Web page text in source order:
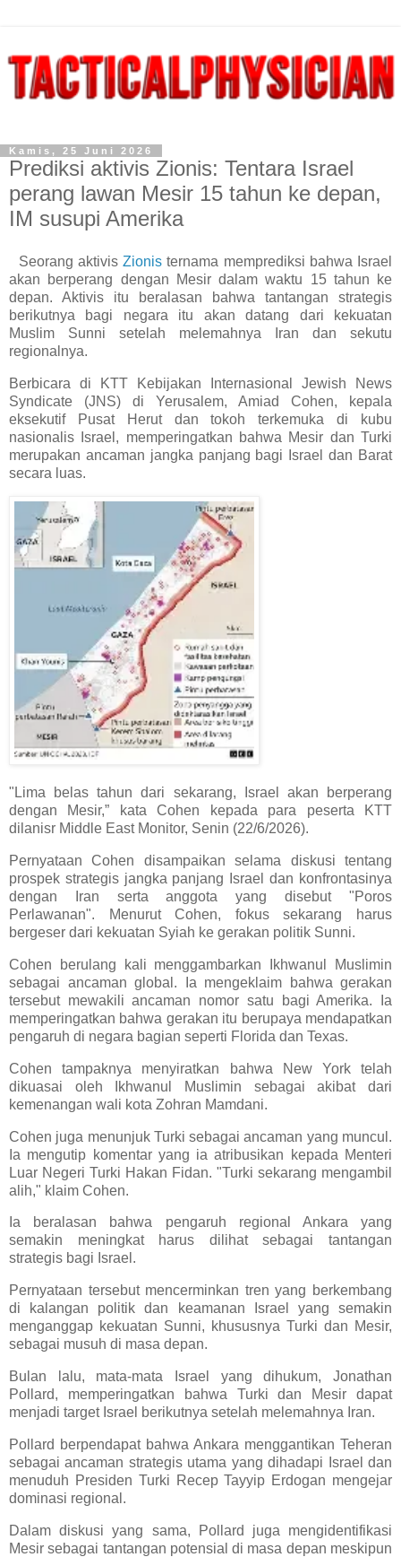
Kamis, 25 Juni 2026
Prediksi aktivis Zionis: Tentara Israel
perang lawan Mesir 15 tahun ke depan,
IM susupi Amerika
Seorang aktivis Zionis ternama memprediksi bahwa Israel
akan berperang dengan Mesir dalam waktu 15 tahun ke
depan. Aktivis itu beralasan bahwa tantangan strategis
berikutnya bagi negara itu akan datang dari kekuatan
Muslim Sunni setelah melemahnya Iran dan sekutu
regionalnya.
Berbicara di KTT Kebijakan Internasional Jewish News
Syndicate (JNS) di Yerusalem, Amiad Cohen, kepala
eksekutif Pusat Herut dan tokoh terkemuka di kubu
nasionalis Israel, memperingatkan bahwa Mesir dan Turki
merupakan ancaman jangka panjang bagi Israel dan Barat
secara luas.
"Lima belas tahun dari sekarang, Israel akan berperang
dengan Mesir,” kata Cohen kepada para peserta KTT
dilanisr Middle East Monitor, Senin (22/6/2026).
Pernyataan Cohen disampaikan selama diskusi tentang
prospek strategis jangka panjang Israel dan konfrontasinya
dengan Iran serta anggota yang disebut "Poros
Perlawanan". Menurut Cohen, fokus sekarang harus
bergeser dari kekuatan Syiah ke gerakan politik Sunni.
Cohen berulang kali menggambarkan Ikhwanul Muslimin
sebagai ancaman global. Ia mengeklaim bahwa gerakan
tersebut mewakili ancaman nomor satu bagi Amerika. Ia
memperingatkan bahwa gerakan itu berupaya mendapatkan
pengaruh di negara bagian seperti Florida dan Texas.
Cohen tampaknya menyiratkan bahwa New York telah
dikuasai oleh Ikhwanul Muslimin sebagai akibat dari
kemenangan wali kota Zohran Mamdani.
Cohen juga menunjuk Turki sebagai ancaman yang muncul.
Ia mengutip komentar yang ia atribusikan kepada Menteri
Luar Negeri Turki Hakan Fidan. "Turki sekarang mengambil
alih," klaim Cohen.
Ia beralasan bahwa pengaruh regional Ankara yang
semakin meningkat harus dilihat sebagai tantangan
strategis bagi Israel.
Pernyataan tersebut mencerminkan tren yang berkembang
di kalangan politik dan keamanan Israel yang semakin
menganggap kekuatan Sunni, khususnya Turki dan Mesir,
sebagai musuh di masa depan.
Bulan lalu, mata-mata Israel yang dihukum, Jonathan
Pollard, memperingatkan bahwa Turki dan Mesir dapat
menjadi target Israel berikutnya setelah melemahnya Iran.
Pollard berpendapat bahwa Ankara menggantikan Teheran
sebagai ancaman strategis utama yang dihadapi Israel dan
menuduh Presiden Turki Recep Tayyip Erdogan mengejar
dominasi regional.
Dalam diskusi yang sama, Pollard juga mengidentifikasi
Mesir sebagai tantangan potensial di masa depan meskipun